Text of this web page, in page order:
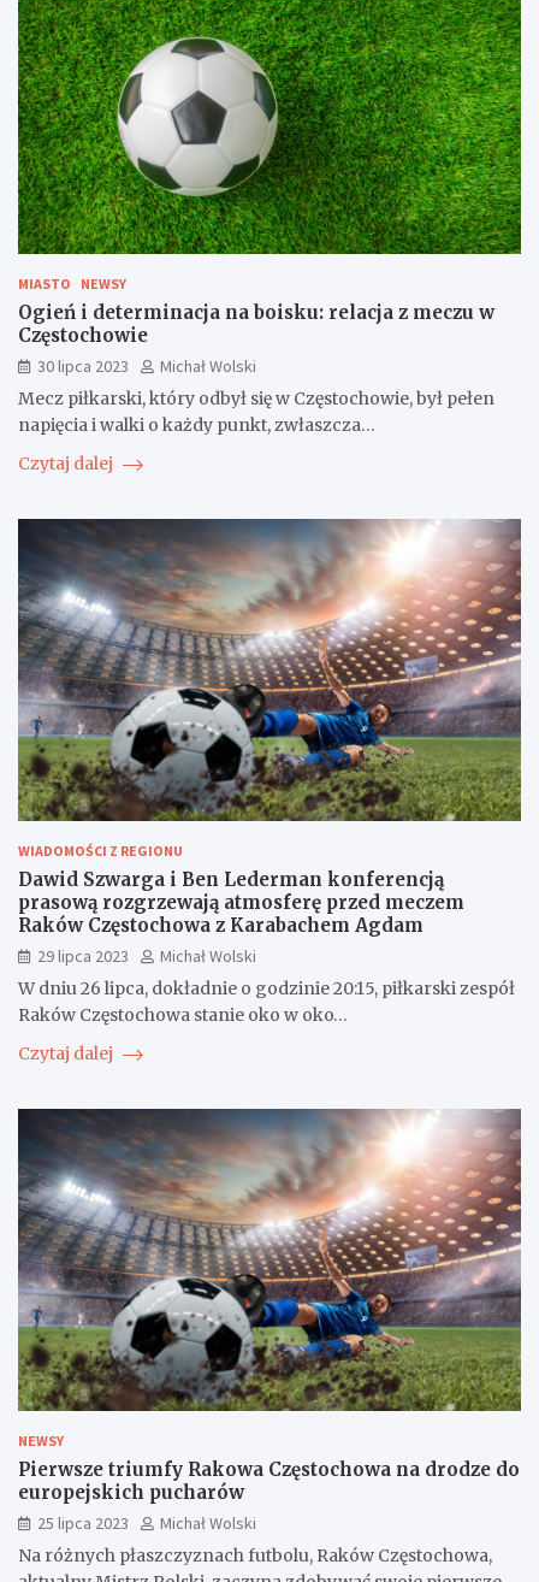
MIASTO NEWSY
Ogień i determinacja na boisku: relacja z meczu w
Częstochowie
30 lipca 2023
Michał Wolski
Mecz piłkarski, który odbył się w Częstochowie, był pełen
napięcia i walki o każdy punkt, zwłaszcza…
Czytaj dalej
WIADOMOŚCI Z REGIONU
Dawid Szwarga i Ben Lederman konferencją
prasową rozgrzewają atmosferę przed meczem
Raków Częstochowa z Karabachem Agdam
29 lipca 2023
Michał Wolski
W dniu 26 lipca, dokładnie o godzinie 20:15, piłkarski zespół
Raków Częstochowa stanie oko w oko…
Czytaj dalej
NEWSY
Pierwsze triumfy Rakowa Częstochowa na drodze do
europejskich pucharów
25 lipca 2023
Michał Wolski
Na różnych płaszczyznach futbolu, Raków Częstochowa,